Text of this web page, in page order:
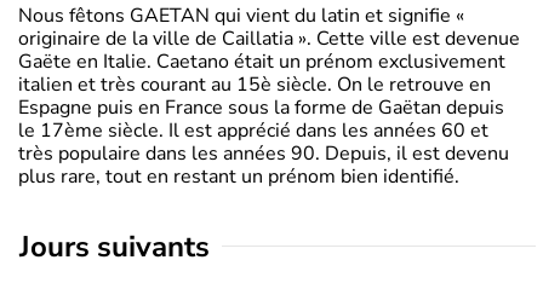
Nous fêtons GAETAN qui vient du latin et signifie «
originaire de la ville de Caillatia ». Cette ville est devenue
Gaëte en Italie. Caetano était un prénom exclusivement
italien et très courant au 15è siècle. On le retrouve en
Espagne puis en France sous la forme de Gaëtan depuis
le 17ème siècle. Il est apprécié dans les années 60 et
très populaire dans les années 90. Depuis, il est devenu
plus rare, tout en restant un prénom bien identifié.
jours suivants